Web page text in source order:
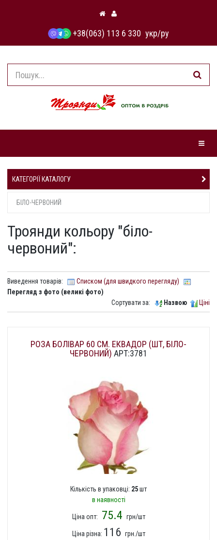
+38(063) 113 6 330 укр/ру
КАТЕГОРІЇ КАТАЛОГУ
БІЛО-ЧЕРВОНИЙ
Троянди кольору "біло-
червоний":
Виведення товарів:
Списком (для швидкого перегляду)
Перегляд з фото (великі фото)
Сортувати за:
Назвою Ціні
РОЗА БОЛІВАР 60 СМ. ЕКВАДОР (ШТ, БІЛО-
ЧЕРВОНИЙ) АРТ:3781
Кількість в упаковці: 25шт
в наявності
Ціна опт: 75.4 грн/шт
Ціна різна: 116 грн./шт